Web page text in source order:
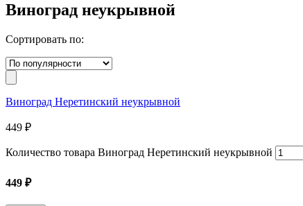
Виноград неукрывной
Сортировать по:
Виноград Неретинский неукрывной
449 ₽
Количество товара Виноград Неретинский неукрывной
449 ₽